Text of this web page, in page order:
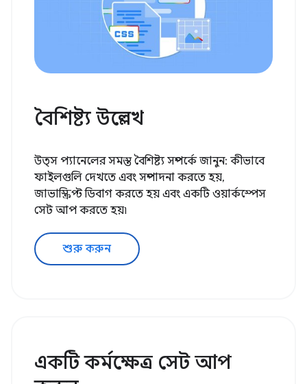
বৈশিষ্ট্য উল্লেখ
উত্স প্যানেলের সমস্ত বৈশিষ্ট্য সম্পর্কে জানুন: কীভাবে
ফাইলগুলি দেখতে এবং সম্পাদনা করতে হয়,
জাভাস্ক্রিপ্ট ডিবাগ করতে হয় এবং একটি ওয়ার্কস্পেস
সেট আপ করতে হয়৷
শুরু করুন
একটি কর্মক্ষেত্র সেট আপ